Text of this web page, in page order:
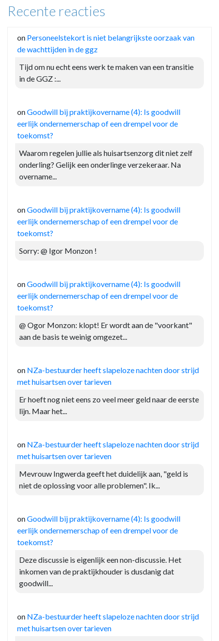
Recente reacties
on Personeelstekort is niet belangrijkste oorzaak van
de wachttijden in de ggz
Tijd om nu echt eens werk te maken van een transitie
in de GGZ :...
onGoodwill bij praktijkovername (4): Is goodwill
eerlijk ondernemerschap of een drempel voor de
toekomst?
Waarom regelen jullie als huisartsenzorg dit niet zelf
onderling? Gelijk een onderlinge verzekeraar. Na
overname...
onGoodwill bij praktijkovername (4): Is goodwill
eerlijk ondernemerschap of een drempel voor de
toekomst?
Sorry: @ Igor Monzon !
onGoodwill bij praktijkovername (4): Is goodwill
eerlijk ondernemerschap of een drempel voor de
toekomst?
@ Ogor Monzon: klopt! Er wordt aan de "voorkant"
aan de basis te weinig omgezet...
on NZa-bestuurder heeft slapeloze nachten door strijd
met huisartsen over tarieven
Er hoeft nog niet eens zo veel meer geld naar de eerste
lijn. Maar het...
on NZa-bestuurder heeft slapeloze nachten door strijd
met huisartsen over tarieven
Mevrouw Ingwerda geeft het duidelijk aan, "geld is
niet de oplossing voor alle problemen". Ik...
onGoodwill bij praktijkovername (4): Is goodwill
eerlijk ondernemerschap of een drempel voor de
toekomst?
Deze discussie is eigenlijk een non-discussie. Het
inkomen van de praktijkhouder is dusdanig dat
goodwill...
on NZa-bestuurder heeft slapeloze nachten door strijd
met huisartsen over tarieven